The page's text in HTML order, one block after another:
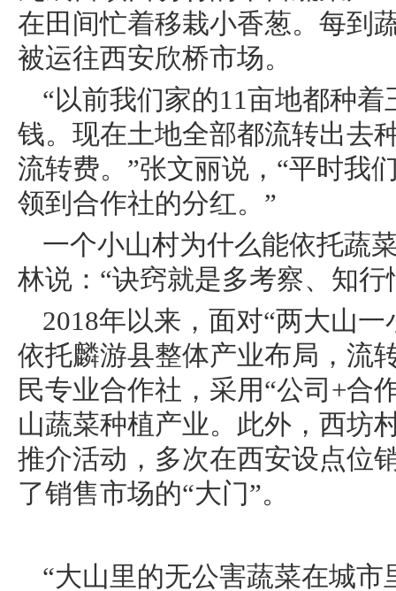
在田间忙着移栽小香葱。每到
被运往西安欣桥市场。
“以前我们家的11亩地都种
钱。现在土地全部都流转出去
流转费。”张文丽说，“平时我
领到合作社的分红。”
一个小山村为什么能依托蔬
林说：“诀窍就是多考察、知行
2018年以来，面对“两大山
依托麟游县整体产业布局，流
民专业合作社，采用“公司+合
山蔬菜种植产业。此外，西坊
推介活动，多次在西安设点位
了销售市场的“大门”。
“大山里的无公害蔬菜在城